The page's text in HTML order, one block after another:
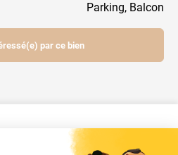
Parking, Balcon
par ce bien